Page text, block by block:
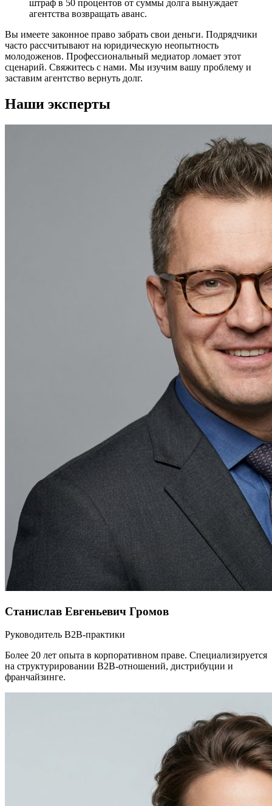
штраф в 50 процентов от суммы долга вынуждает
агентства возвращать аванс.
Вы имеете законное право забрать свои деньги. Подрядчики
часто рассчитывают на юридическую неопытность
молодоженов. Профессиональный медиатор ломает этот
сценарий. Свяжитесь с нами. Мы изучим вашу проблему и
заставим агентство вернуть долг.
Наши эксперты
Станислав Евгеньевич Громов
Руководитель B2B-практики
Более 20 лет опыта в корпоративном праве. Специализируется
на структурировании B2B-отношений, дистрибуции и
франчайзинге.